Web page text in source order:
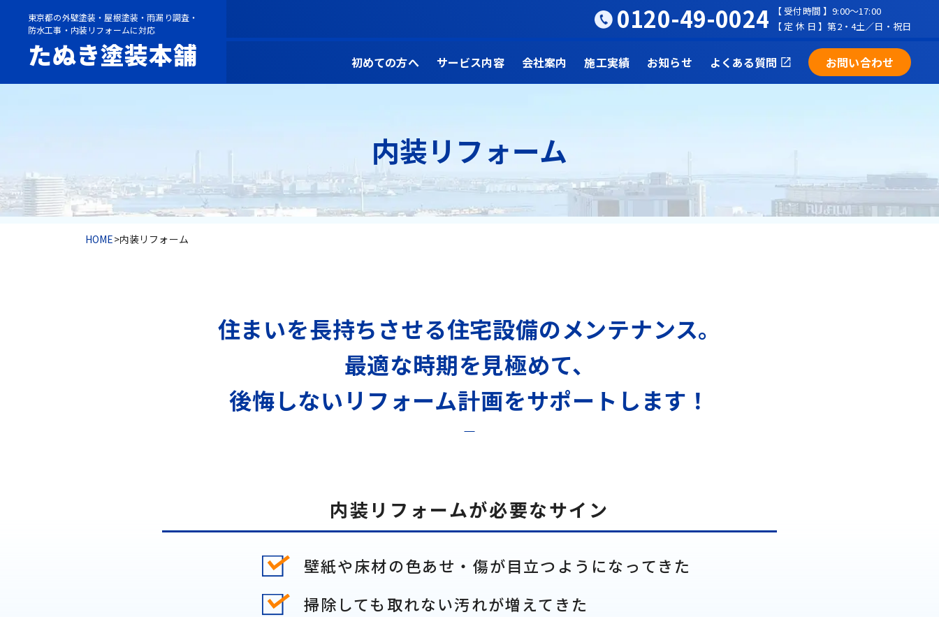
東京都の外壁塗装・屋根塗装・雨漏り調査・
防水工事・内装リフォームに対応
たぬき塗装本舗
0120-49-0024
【 受付時間 】9:00～17:00
【 定 休 日 】第2・4土／日・祝日
初めての方へ サービス内容 会社案内 施工実績 お知らせ よくある質問 お問い合わせ
内装リフォーム
HOME>内装リフォーム
住まいを長持ちさせる住宅設備のメンテナンス。
最適な時期を見極めて、
後悔しないリフォーム計画をサポートします！
内装リフォームが必要なサイン
壁紙や床材の色あせ・傷が目立つようになってきた
掃除しても取れない汚れが増えてきた